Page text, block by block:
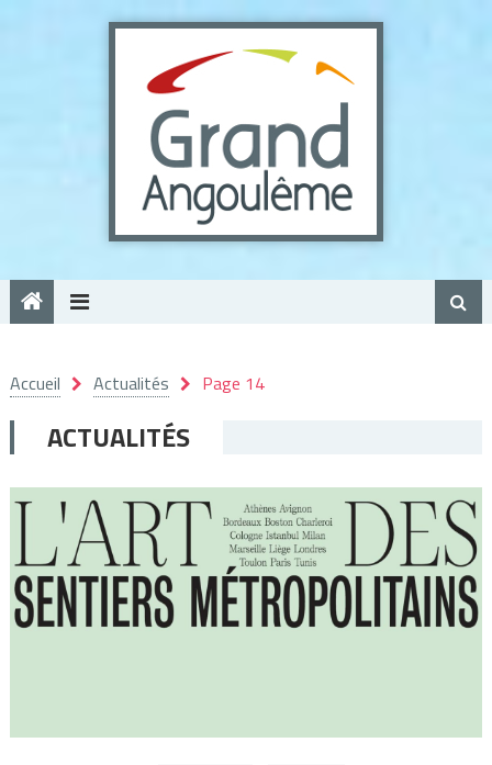
Accueil Actualités Page 14
ACTUALITÉS
Panneau de gestion des cookies